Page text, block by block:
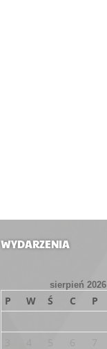
WYDARZENIA
sierpień 2026
P W Ś C P